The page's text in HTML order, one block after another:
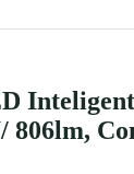
806lm,